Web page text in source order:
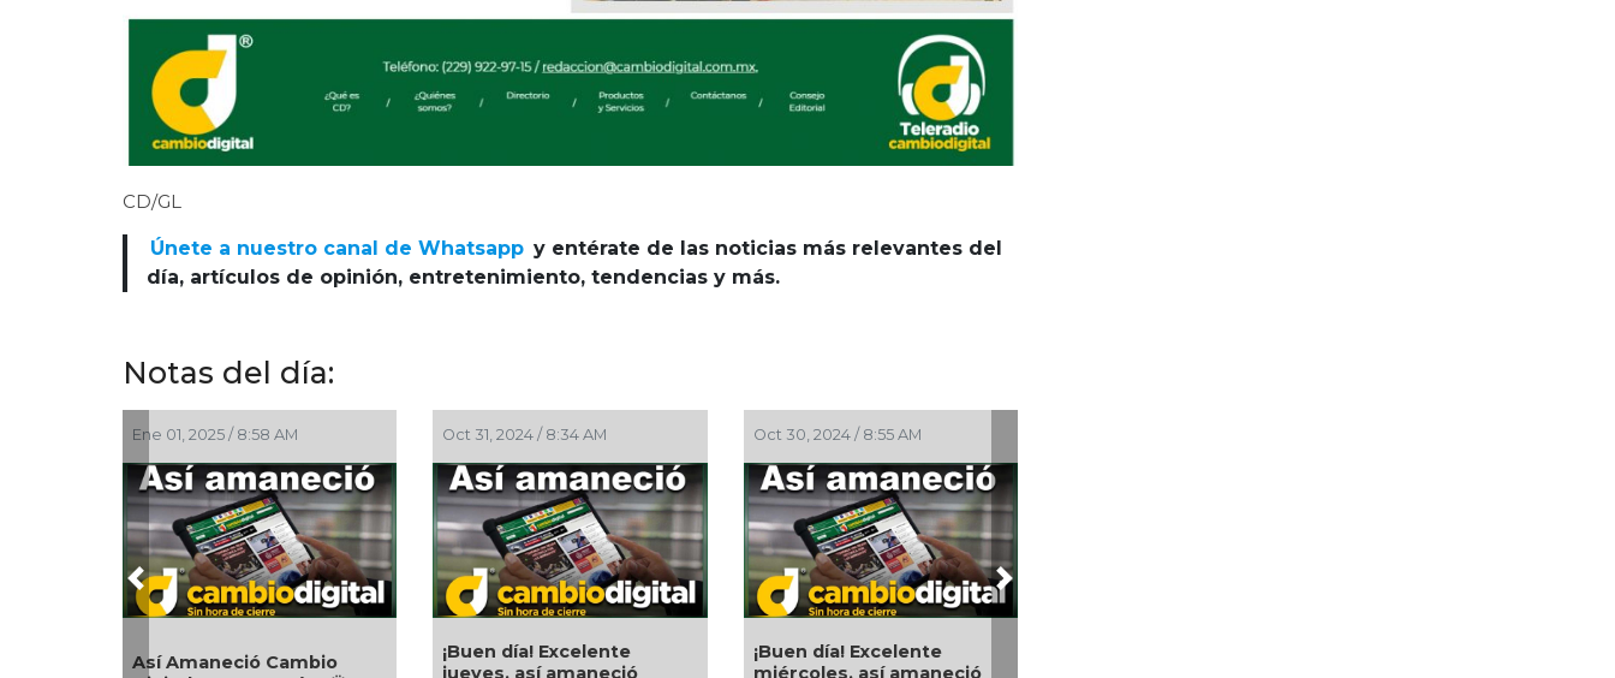
CD/GL
Únete a nuestro canal de Whatsapp y entérate de las noticias más relevantes del
día, artículos de opinión, entretenimiento, tendencias y más.
Notas del día:
Oct 29, 2024 / 8:56 AM
¡Buen día! Excelente
martes, así amaneció
Oct 28, 2024 / 9:19 AM
¡Buen día! Excelente lunes,
así amaneció Cambio
Oct 26, 2024 / 8:30 AM
Buen día, así amaneció
Cambio Digital este 26 de
Previous Next